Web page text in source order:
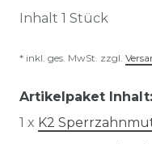
Inhalt 1 Stück
* inkl. ges. MwSt. zzgl.
Artikelpaket Inhalt:
1 x K2